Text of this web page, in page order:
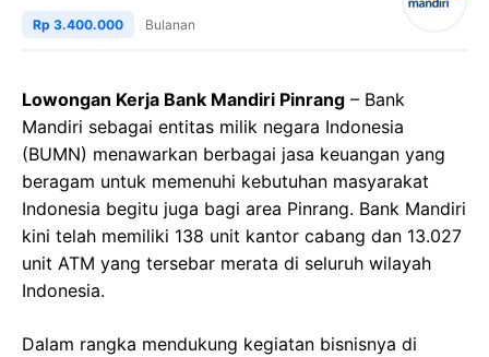
Rp 3.400.000 Bulanan
Lowongan Kerja Bank Mandiri Pinrang – Bank
Mandiri sebagai entitas milik negara Indonesia
(BUMN) menawarkan berbagai jasa keuangan yang
beragam untuk memenuhi kebutuhan masyarakat
Indonesia begitu juga bagi area Pinrang. Bank Mandiri
kini telah memiliki 138 unit kantor cabang dan 13.027
unit ATM yang tersebar merata di seluruh wilayah
Indonesia.
Dalam rangka mendukung kegiatan bisnisnya di